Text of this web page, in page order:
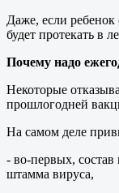
Даже, если ребенок
будет протекать в
Почему надо
Некоторые
прошлогодней
На самом деле
- во-первых,
штамма вируса,